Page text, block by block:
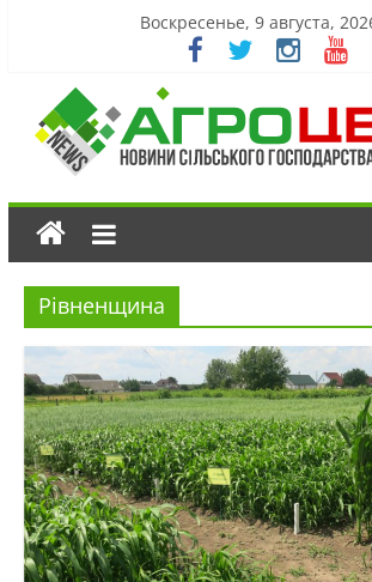
Воскресенье, 9 августа,
Рівненщина